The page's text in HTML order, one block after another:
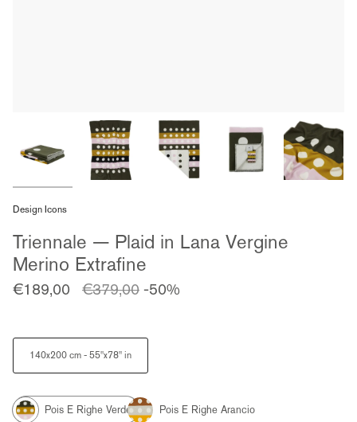
Design Icons
Triennale — Plaid in Lana Vergine
Merino Extrafine
€189,00
Prezzo
€379,00 -50%
Size
140x200 cm - 55"x78" in
Color
Pois
Pois